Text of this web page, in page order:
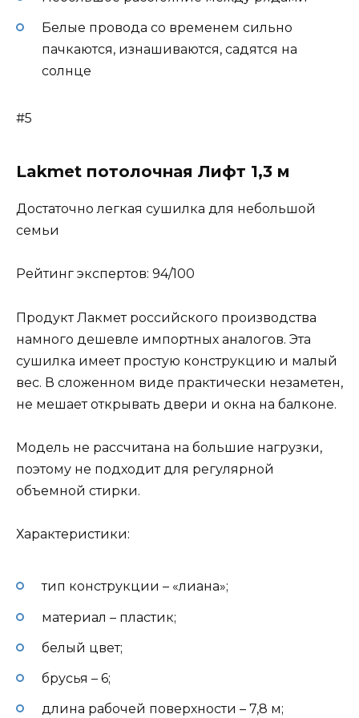
Белые провода со временем сильно
пачкаются, изнашиваются, садятся на
солнце
#5
Lakmet потолочная Лифт 1,3 м
Достаточно легкая сушилка для небольшой
семьи
Рейтинг экспертов: 94/100
Продукт Лакмет российского производства
намного дешевле импортных аналогов. Эта
сушилка имеет простую конструкцию и малый
вес. В сложенном виде практически незаметен,
не мешает открывать двери и окна на балконе.
Модель не рассчитана на большие нагрузки,
поэтому не подходит для регулярной
объемной стирки.
Характеристики:
тип конструкции – «лиана»;
материал – пластик;
белый цвет;
брусья – 6;
длина рабочей поверхности – 7,8 м;